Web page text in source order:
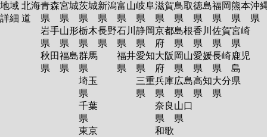
地域
詳細
北海
道
青森
県
岩手
県
秋田
県
宮城
県
山形
県
福島
県
茨城
県
栃木
県
群馬
県
埼玉
県
千葉
県
東京
新潟
県
長野
県
富山
県
石川
県
福井
県
岐阜
県
静岡
県
愛知
県
三重
県
滋賀
県
京都
府
大阪
府
兵庫
県
奈良
県
和歌
鳥取
県
島根
県
岡山
県
広島
県
山口
県
徳島
県
香川
県
愛媛
県
高知
県
福岡
県
佐賀
県
長崎
県
大分
県
熊本
県
宮崎
県
鹿児
島
県
沖